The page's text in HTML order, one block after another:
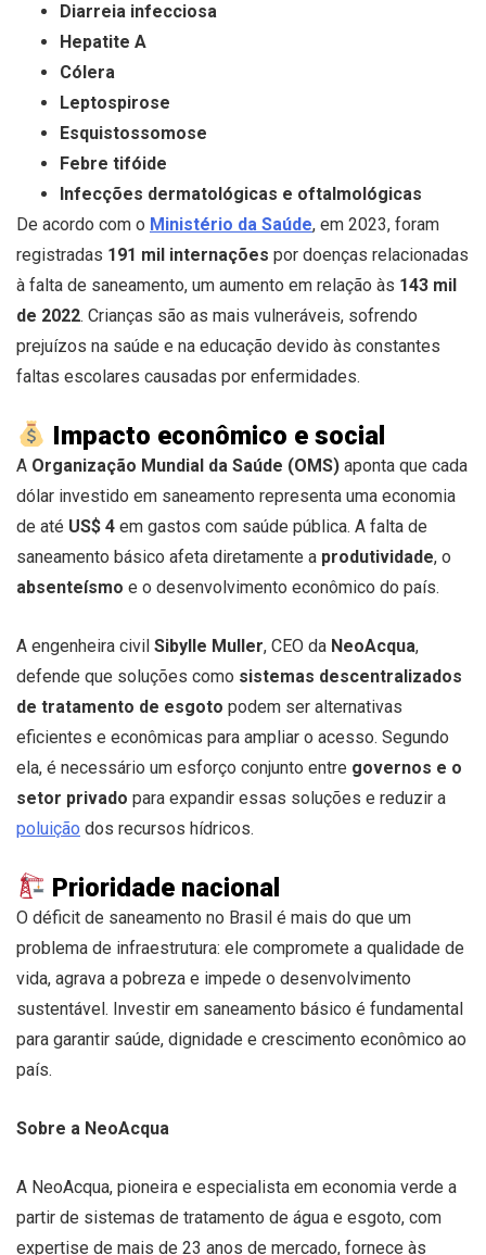
Diarreia infecciosa
Hepatite A
Cólera
Leptospirose
Esquistossomose
Febre tifóide
Infecções dermatológicas e oftalmológicas
De acordo com o Ministério da Saúde, em 2023, foram
registradas 191 mil internações por doenças relacionadas
à falta de saneamento, um aumento em relação às 143 mil
de 2022. Crianças são as mais vulneráveis, sofrendo
prejuízos na saúde e na educação devido às constantes
faltas escolares causadas por enfermidades.
Impacto econômico e social
A Organização Mundial da Saúde (OMS) aponta que cada
dólar investido em saneamento representa uma economia
de até US$ 4 em gastos com saúde pública. A falta de
saneamento básico afeta diretamente a produtividade, o
absenteísmo e o desenvolvimento econômico do país.
A engenheira civil Sibylle Muller, CEO da NeoAcqua,
defende que soluções como sistemas descentralizados
de tratamento de esgoto podem ser alternativas
eficientes e econômicas para ampliar o acesso. Segundo
ela, é necessário um esforço conjunto entre governos e o
setor privado para expandir essas soluções e reduzir a
poluição dos recursos hídricos.
Prioridade nacional
O déficit de saneamento no Brasil é mais do que um
problema de infraestrutura: ele compromete a qualidade de
vida, agrava a pobreza e impede o desenvolvimento
sustentável. Investir em saneamento básico é fundamental
para garantir saúde, dignidade e crescimento econômico ao
país.
Sobre a NeoAcqua
A NeoAcqua, pioneira e especialista em economia verde a
partir de sistemas de tratamento de água e esgoto, com
expertise de mais de 23 anos de mercado, fornece às